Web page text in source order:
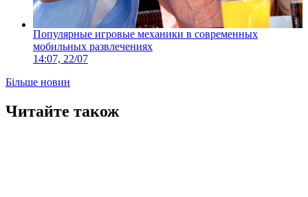
Популярные игровые механики в современных
мобильных развлечениях
14:07, 22/07
Більше новин
Читайте також